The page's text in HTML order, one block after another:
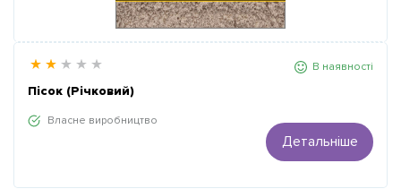
В наявності
Пісок (Річковий)
Власне виробництво
Детальніше